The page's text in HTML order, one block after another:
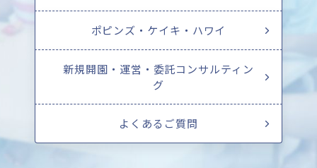
ポピンズ・ケイキ・ハワイ
新規開園・運営・委託コンサルティン
グ
よくあるご質問